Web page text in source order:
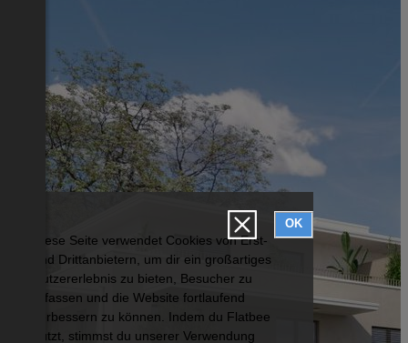
Diese Seite verwendet Cookies von Erst-
und Drittanbietern, um dir ein großartiges
Nutzererlebnis zu bieten, Besucher zu
erfassen und die Website fortlaufend
verbessern zu können. Indem du Flatbee
nutzt, stimmst du unserer Verwendung
OK